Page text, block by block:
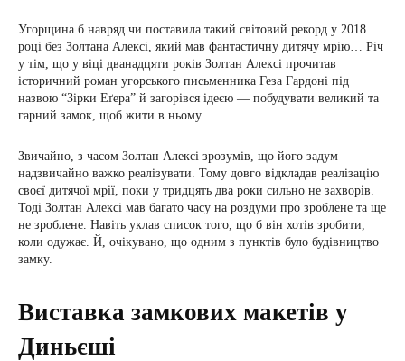
Угорщина б навряд чи поставила такий світовий рекорд у 2018
році без Золтана Алексі, який мав фантастичну дитячу мрію… Річ
у тім, що у віці дванадцяти років Золтан Алексі прочитав
історичний роман угорського письменника Геза Гардоні під
назвою “Зірки Еґера” й загорівся ідеєю — побудувати великий та
гарний замок, щоб жити в ньому.
Звичайно, з часом Золтан Алексі зрозумів, що його задум
надзвичайно важко реалізувати. Тому довго відкладав реалізацію
своєї дитячої мрії, поки у тридцять два роки сильно не захворів.
Тоді Золтан Алексі мав багато часу на роздуми про зроблене та ще
не зроблене. Навіть уклав список того, що б він хотів зробити,
коли одужає. Й, очікувано, що одним з пунктів було будівництво
замку.
Виставка замкових макетів у
Диньєші